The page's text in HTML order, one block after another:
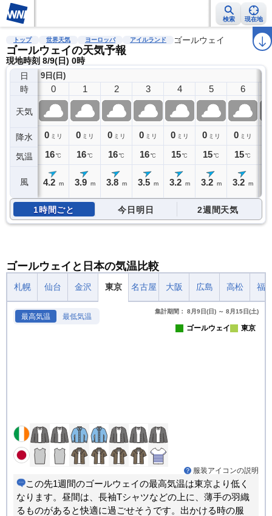
検索 現在地
雨雲レーダー 台風情報 地震情報 警報・注意報 2週間天気 ラ
トップ 世界天気 ヨーロッパ アイルランド ゴールウェイ
ゴールウェイの天気予報
現地時刻 8/9(日) 0時
日
時
天気
降水
気温
風
9日(日)
0
0 ミリ
16℃
4.2 m
1
0 ミリ
16℃
3.9 m
2
0 ミリ
16℃
3.8 m
3
0 ミリ
16℃
3.5 m
4
0 ミリ
15℃
3.2 m
5
0 ミリ
15℃
3.2 m
6
0 ミリ
15℃
3.2 m
1時間ごと 今日明日 2週間天気
ゴールウェイと日本の気温比較
札幌 仙台 金沢 東京 名古屋 大阪 広島 高松 福
最高気温 最低気温
集計期間： 8月9日(日) ～ 8月15日(土)
ゴールウェイ 東京
服装アイコンの説明
この先1週間のゴールウェイの最高気温は東京より低く
なります。昼間は、長袖Tシャツなどの上に、薄手の羽織
るものがあると快適に過ごせそうです。出かける時の服